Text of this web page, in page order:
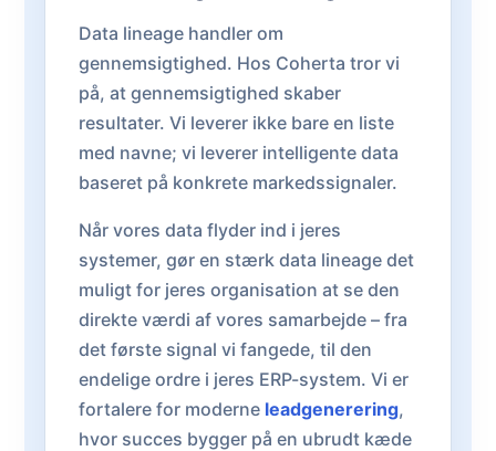
Data lineage handler om
gennemsigtighed. Hos Coherta tror vi
på, at gennemsigtighed skaber
resultater. Vi leverer ikke bare en liste
med navne; vi leverer intelligente data
baseret på konkrete markedssignaler.
Når vores data flyder ind i jeres
systemer, gør en stærk data lineage det
muligt for jeres organisation at se den
direkte værdi af vores samarbejde – fra
det første signal vi fangede, til den
endelige ordre i jeres ERP-system. Vi er
fortalere for moderne leadgenerering,
hvor succes bygger på en ubrudt kæde